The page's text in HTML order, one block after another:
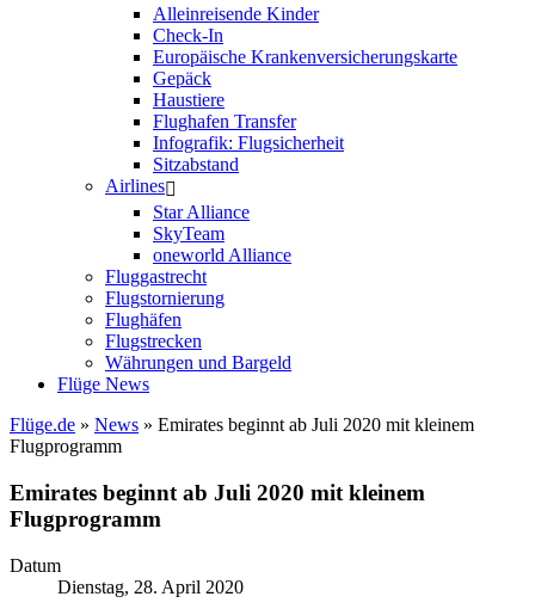
Alleinreisende Kinder
Check-In
Europäische Krankenversicherungskarte
Gepäck
Haustiere
Flughafen Transfer
Infografik: Flugsicherheit
Sitzabstand
Airlines
Star Alliance
SkyTeam
oneworld Alliance
Fluggastrecht
Flugstornierung
Flughäfen
Flugstrecken
Währungen und Bargeld
Flüge News
Flüge.de » News » Emirates beginnt ab Juli 2020 mit kleinem
Flugprogramm
Emirates beginnt ab Juli 2020 mit kleinem
Flugprogramm
Datum
Dienstag, 28. April 2020